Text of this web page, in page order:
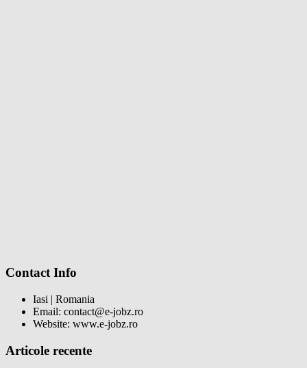
Contact Info
Iasi | Romania
Email: contact@e-jobz.ro
Website: www.e-jobz.ro
Articole recente